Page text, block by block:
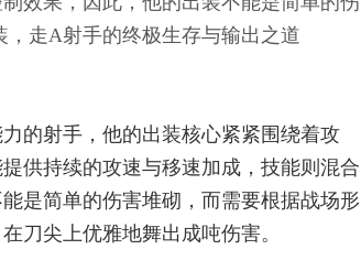
走A射手的终极生存与输出之道
的射手，他的出装核心紧紧围绕着攻
供持续的攻速与移速加成，技能则混合
是简单的伤害堆砌，而需要根据战场形
刀尖上优雅地舞出成吨伤害。